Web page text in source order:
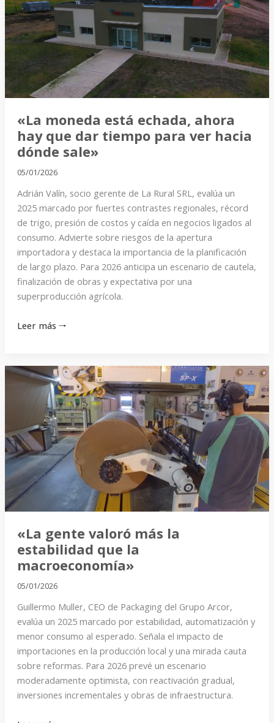
«La moneda está echada, ahora
hay que dar tiempo para ver hacia
dónde sale»
05/01/2026
Adrián Valín, socio gerente de La Rural SRL, evalúa un
2025 marcado por fuertes contrastes regionales, récord
de trigo, presión de costos y caída en negocios ligados al
consumo. Advierte sobre riesgos de la apertura
importadora y destaca la importancia de la planificación
de largo plazo. Para 2026 anticipa un escenario de cautela,
finalización de obras y expectativa por una
superproducción agrícola.
echada,
ahora
hay
que
dar
tiempo
ver
hacia
dónde
Leer más 🠒
«La gente valoró más la
estabilidad que la
macroeconomía»
05/01/2026
Guillermo Muller, CEO de Packaging del Grupo Arcor,
evalúa un 2025 marcado por estabilidad, automatización y
menor consumo al esperado. Señala el impacto de
importaciones en la producción local y una mirada cauta
sobre reformas. Para 2026 prevé un escenario
moderadamente optimista, con reactivación gradual,
inversiones incrementales y obras de infraestructura.
«La
gente
la
estabilidad
que
macroeconomía»